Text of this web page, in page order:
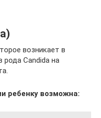
возникает в
рода Candida на
ребенку возможна: